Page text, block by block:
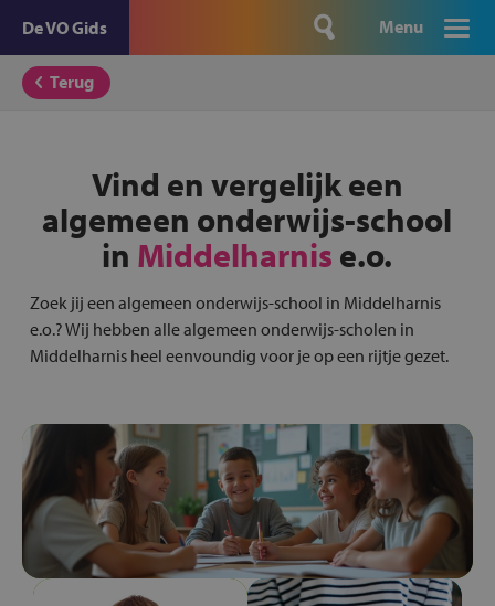
De VO Gids Menu
Terug
Vind en vergelijk een
algemeen onderwijs-school
in Middelharnis e.o.
Zoek jij een algemeen onderwijs-school in Middelharnis
e.o.? Wij hebben alle algemeen onderwijs-scholen in
Middelharnis heel eenvoundig voor je op een rijtje gezet.